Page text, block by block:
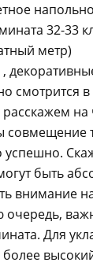
32-33
метр)
смотрится в
на
совмещение
быть
внимание
очередь,
Для